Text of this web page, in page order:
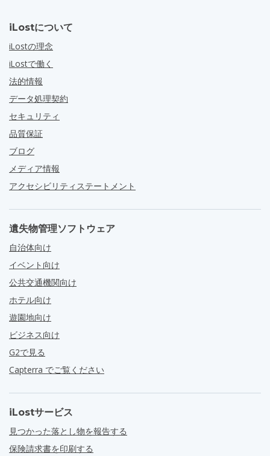
iLostについて
iLostの理念
iLostで働く
法的情報
データ処理契約
セキュリティ
品質保証
ブログ
メディア情報
アクセシビリティステートメント
遺失物管理ソフトウェア
自治体向け
イベント向け
公共交通機関向け
ホテル向け
遊園地向け
ビジネス向け
G2で見る
Capterra でご覧ください
iLostサービス
見つかった落とし物を報告する
保険請求書を印刷する